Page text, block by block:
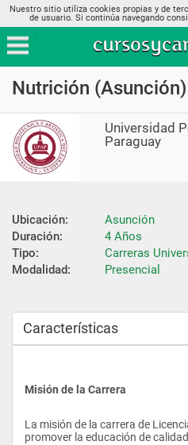
Nuestro sitio utiliza cookies propias y de
de usuario. Si continúa navegando
Nutrición (Asunción)
Universidad
Paraguay
Ubicación:
Asunción
Duración:
4 Años
Tipo:
Carreras
Modalidad:
Presencial
Características
Misión de la Carrera
La misión de la carrera de
promover la educación de